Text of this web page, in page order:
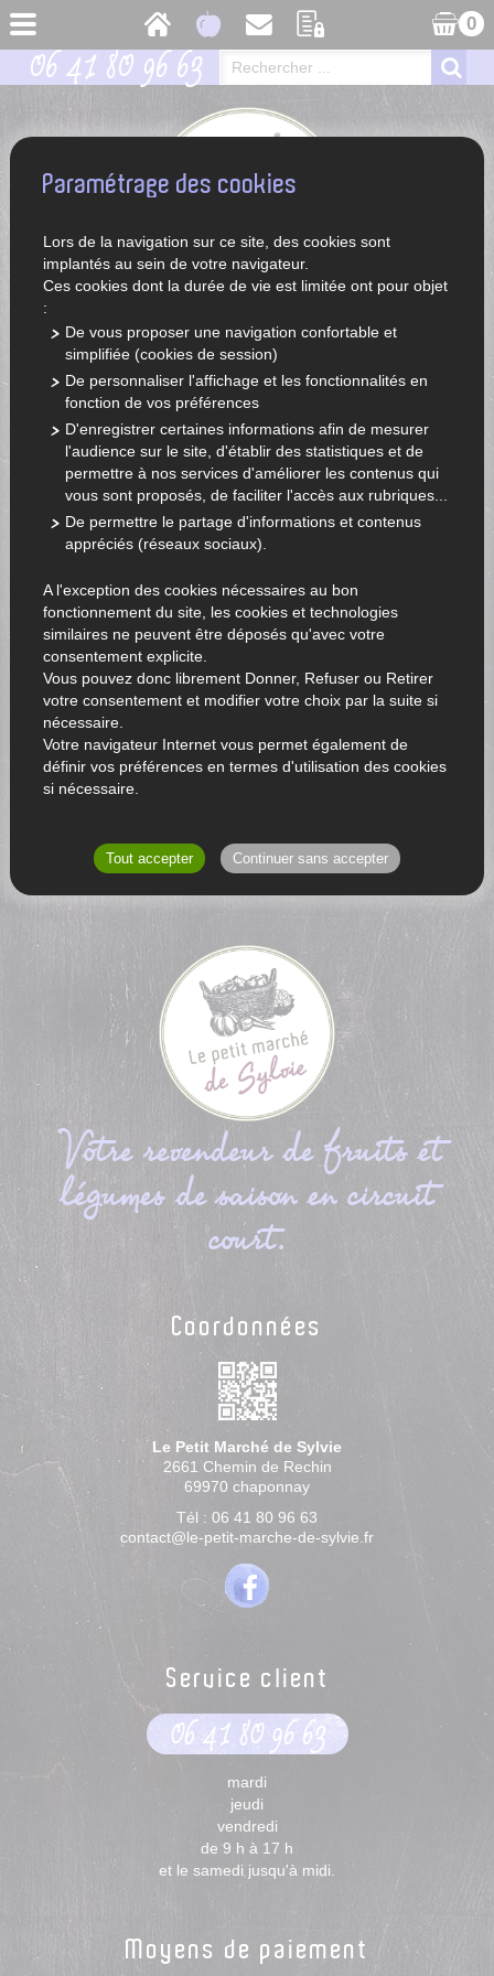
0
06 41 80 96 63
ACCUEIL LÉGUMES ET FRUITS DE SAISON
Votre revendeur de fruits et
légumes de saison en circuit
court.
Coordonnées
Le Petit Marché de Sylvie
2661 Chemin de Rechin
69970 chaponnay
Tél : 06 41 80 96 63
contact@le-petit-marche-de-sylvie.fr
Service client
06 41 80 96 63
mardi
jeudi
vendredi
de 9 h à 17 h
et le samedi jusqu'à midi.
Moyens de paiement
Paramétrage des cookies
Lors de la navigation sur ce site, des cookies sont
implantés au sein de votre navigateur.
Ces cookies dont la durée de vie est limitée ont pour objet
:
De vous proposer une navigation confortable et
simplifiée (cookies de session)
De personnaliser l'affichage et les fonctionnalités en
fonction de vos préférences
D'enregistrer certaines informations afin de mesurer
l'audience sur le site, d'établir des statistiques et de
permettre à nos services d'améliorer les contenus qui
vous sont proposés, de faciliter l'accès aux rubriques...
De permettre le partage d'informations et contenus
appréciés (réseaux sociaux).
A l'exception des cookies nécessaires au bon
fonctionnement du site, les cookies et technologies
similaires ne peuvent être déposés qu'avec votre
consentement explicite.
Vous pouvez donc librement Donner, Refuser ou Retirer
votre consentement et modifier votre choix par la suite si
nécessaire.
Votre navigateur Internet vous permet également de
définir vos préférences en termes d'utilisation des cookies
si nécessaire.
Tout accepter Continuer sans accepter